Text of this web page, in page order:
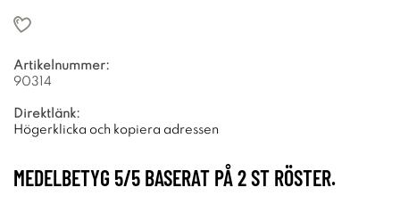
Artikelnummer:
90314
Direktlänk:
Högerklicka och kopiera adressen
MEDELBETYG 5/5 BASERAT PÅ2ST RÖSTER.